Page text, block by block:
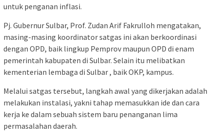
untuk penganan inflasi.
Pj. Gubernur Sulbar, Prof. Zudan Arif Fakrulloh mengatakan,
masing-masing koordinator satgas ini akan berkoordinasi
dengan OPD, baik lingkup Pemprov maupun OPD di enam
pemerintah kabupaten di Sulbar. Selain itu melibatkan
kementerian lembaga di Sulbar , baik OKP, kampus.
Melalui satgas tersebut, langkah awal yang dikerjakan adalah
melakukan instalasi, yakni tahap memasukkan ide dan cara
kerja ke dalam sebuah sistem baru penanganan lima
permasalahan daerah.